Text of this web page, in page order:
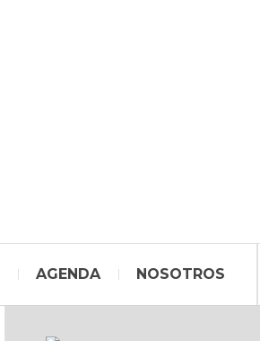
AGENDA NOSOTROS